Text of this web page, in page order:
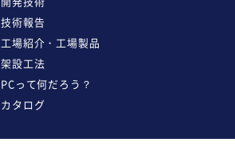
技術報告
工場紹介・工場製品
架設工法
PCって何だろう？
カタログ